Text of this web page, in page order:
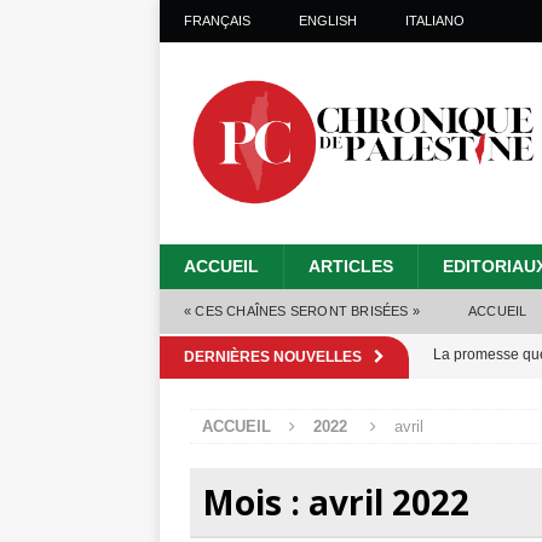
FRANÇAIS ENGLISH ITALIANO
ACCUEIL ARTICLES
« CES CHAÎNES SERONT BRISÉES » ACCUEIL
DERNIÈRES NOUVELLES La promesse
6 août 2026 ]
ACCUEIL 2022 avril
Mois : avril 2022